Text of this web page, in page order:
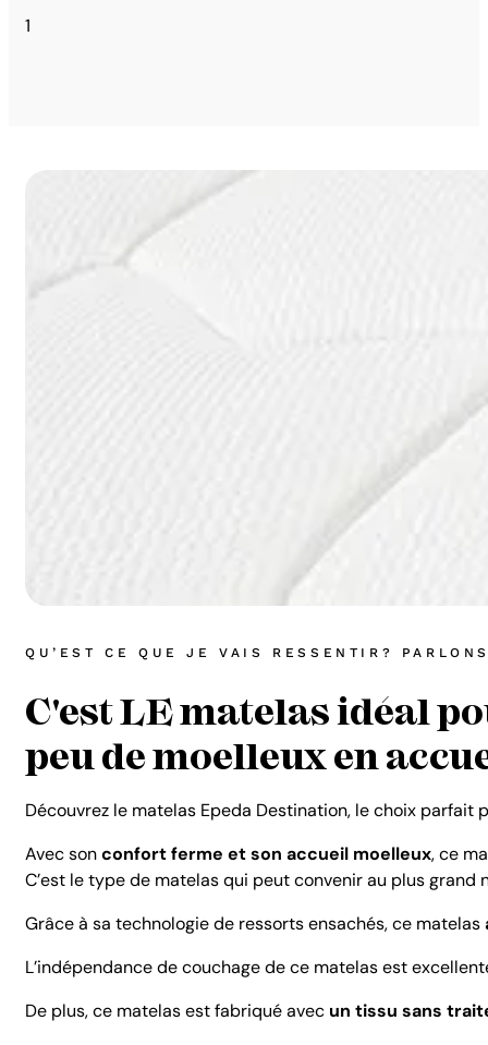
1
QU’EST CE QUE JE VAIS RESSENTIR?
C'est LE matelas idéal
peu de moelleux en
Découvrez le matelas Epeda Destination, le choix parfait
Avec sonconfort ferme et son accueil moelleux, ce
C’est le type de matelas qui peut convenir au plus grand
Grâce à sa technologie de ressorts ensachés, ce matelas
L’indépendance de couchage de ce matelas est
De plus, ce matelas est fabriqué avec un tissu sans